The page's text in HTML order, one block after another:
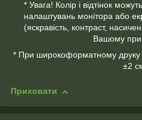
* Увага! Колір і відтінок
налаштувань монітора або
(яскравість, контраст,
Вашому
* При широкоформатному друку
±2
Приховати